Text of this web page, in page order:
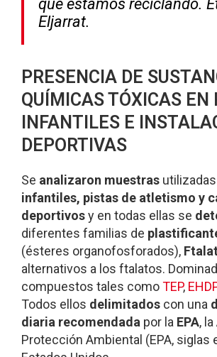
que estamos reciclando.
Eljarrat.
PRESENCIA DE
QUÍMICAS TÓXICAS EN
INFANTILES E
DEPORTIVAS
Se analizaron muestras
infantiles, pistas de atletismo y
deportivosy en todas ellas se
diferentes familias de
(ésteres organofosforados),
alternativos a los ftalatos.
compuestos tales comoTEP,
Todos ellos delimitados con una
diaria recomendada por la EPA,
Protección Ambiental (EPA, siglas